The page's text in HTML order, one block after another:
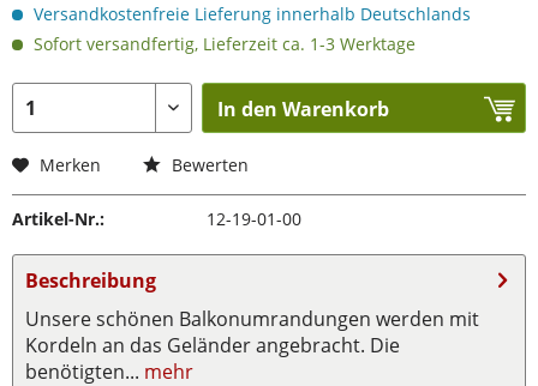
Versandkostenfreie Lieferung innerhalb Deutschlands
Sofort versandfertig, Lieferzeit ca. 1-3 Werktage
In den Warenkorb
Merken Bewerten
Artikel-Nr.: 12-19-01-00
Beschreibung
Unsere schönen Balkonumrandungen werden mit
Kordeln an das Geländer angebracht. Die
benötigten... mehr